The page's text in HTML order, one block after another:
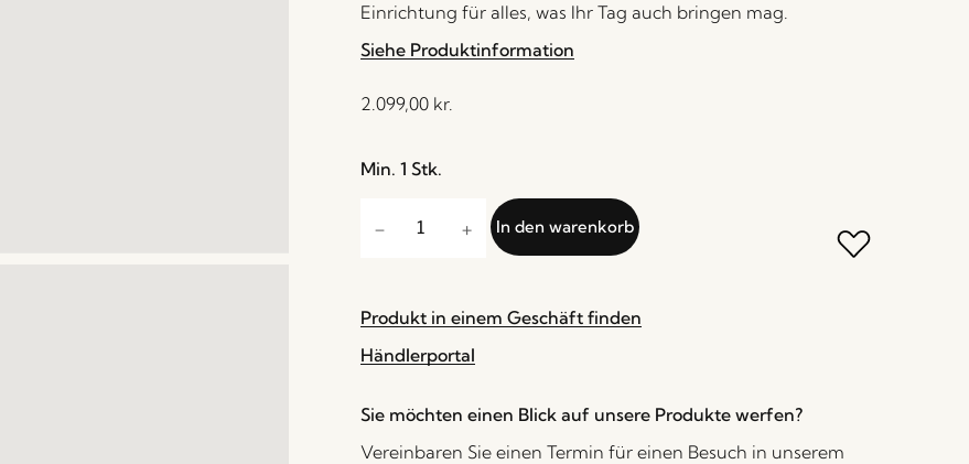
Einrichtung für alles, was Ihr Tag auch bringen mag.
Siehe Produktinformation
2.099,00 kr.
Min. 1 Stk.
In den warenkorb
Produkt in einem Geschäft finden
Händlerportal
Sie möchten einen Blick auf unsere Produkte werfen?
Vereinbaren Sie einen Termin für einen Besuch in unserem